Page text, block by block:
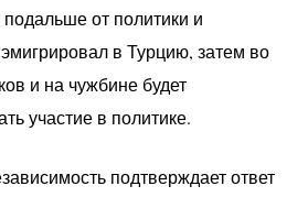
от политики и
в Турцию, затем во
и на чужбине будет
участие в политике.
подтверждает ответ